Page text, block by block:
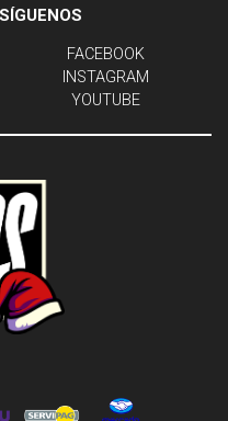
SÍGUENOS
FACEBOOK
INSTAGRAM
YOUTUBE